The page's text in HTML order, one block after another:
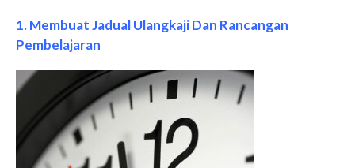
1. Membuat Jadual Ulangkaji Dan Rancangan
Pembelajaran